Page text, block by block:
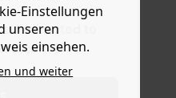
redirected to
?
Einstellungen
unseren
einsehen.
und weiter